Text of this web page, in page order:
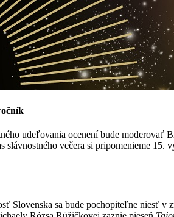
udeľovania ocenení bude moderovať
slávnostného večera si pripomenieme
Slovenska sa bude pochopiteľne niesť v